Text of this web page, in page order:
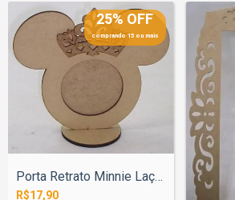
25% OFF
comprando 15 ou mais
Porta Retrato Minnie Laço Ou Princesa co...
R$17,90